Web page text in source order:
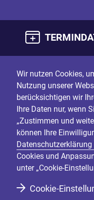
Wir nutzen Cookies,
Nutzung unserer
berücksichtigen wir
Ihre Daten nur, wenn
„Zustimmen und
können Ihre
Datenschutzerklärung
Cookies und
unter „Cookie-
Cookie-